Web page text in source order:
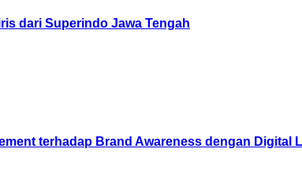
dari Superindo Jawa Tengah
terhadap Brand Awareness dengan Digital